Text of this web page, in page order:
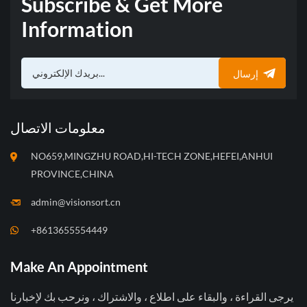
Information
إرسال
معلومات الاتصال
NO659,MINGZHU ROAD,HI-TECH ZONE,HEFEI,ANHUI
PROVINCE,CHINA
admin@visionsort.cn
+8613655554449
Make An Appointment
يرجى القراءة ، والبقاء على اطلاع ، والاشتراك ، ونرحب بك لإخبارنا